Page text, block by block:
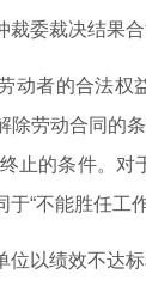
裁决结果合
者的合法权益
除劳动合同的
止的条件。
“不能胜任工作
绩效不达标